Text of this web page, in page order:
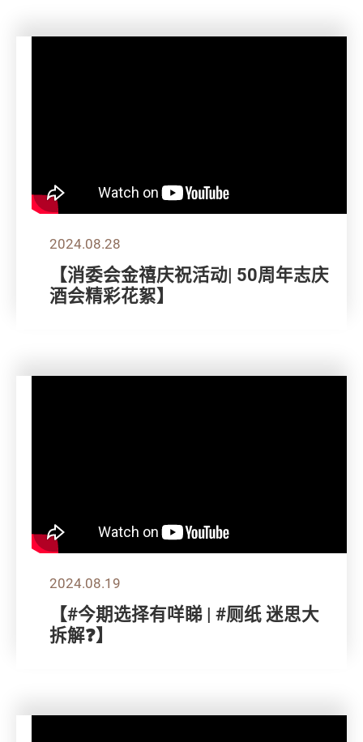
2024.08.28
【消委会金禧庆祝活动| 50周年志庆
酒会精彩花絮】
2024.08.19
【#今期选择有咩睇 | #厕纸 迷思大
拆解❓】